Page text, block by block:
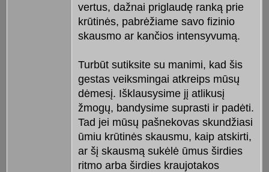
vertus, dažnai priglaudę ranką prie
krūtinės, pabrėžiame savo fizinio
skausmo ar kančios intensyvumą.
Turbūt sutiksite su manimi, kad šis
gestas veiksmingai atkreips mūsų
dėmesį. Išklausysime jį atlikusį
žmogų, bandysime suprasti ir padėti.
Tad jei mūsų pašnekovas skundžiasi
ūmiu krūtinės skausmu, kaip atskirti,
ar šį skausmą sukėlė ūmus širdies
ritmo arba širdies kraujotakos